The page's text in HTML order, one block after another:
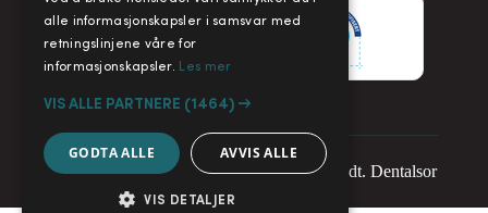
Copyright © 2025. Alle rettigheter forbeholdt. Dentalsor
alle informasjonskapsler i samsvar med
retningslinjene våre for
informasjonskapsler. Les mer
VIS ALLE PARTNERE (1464) →
GODTA ALLE AVVIS ALLE
VIS DETALJER